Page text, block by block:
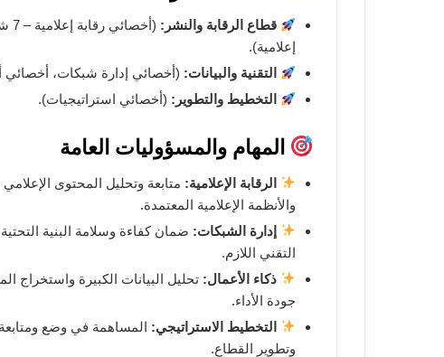
قطاع الرقابة والنشر:
إعلامية).
التقنية والبيانات: (أخصائي إدارة شبكات، أخصائي
التخطيط والتطوير: (أخصائي استراتيجيات).
المهام والمسؤوليات العامة
الرقابة الإعلامية: متابعة وتحليل المحتوى
والأنظمة الإعلامية المعتمدة.
إدارة الشبكات: ضمان كفاءة وسلامة البنية
التقني اللازم.
ذكاء الأعمال: تحليل البيانات الكبيرة واستخراج
جودة الأداء.
التخطيط الاستراتيجي: المساهمة في وضع ومتابعة
وتطوير القطاع.